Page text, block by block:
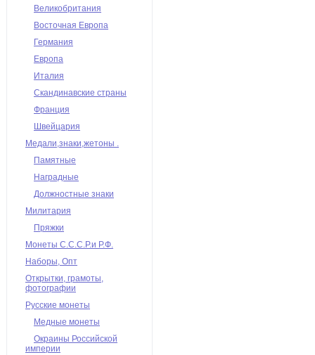
Великобритания
Восточная Европа
Германия
Европа
Италия
Скандинавские страны
Франция
Швейцария
Медали,знаки,жетоны .
Памятные
Наградные
Должностные знаки
Милитария
Пряжки
Монеты С.С.С.Р.и Р.Ф.
Наборы, Опт
Открытки, грамоты,
фотографии
Русские монеты
Медные монеты
Окраины Российской
империи